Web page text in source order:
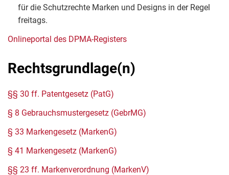
für die Schutzrechte Marken und Designs in der Regel
freitags.
Onlineportal des DPMA-Registers
Rechtsgrundlage(n)
§§ 30 ff. Patentgesetz (PatG)
§ 8 Gebrauchsmustergesetz (GebrMG)
§ 33 Markengesetz (MarkenG)
§ 41 Markengesetz (MarkenG)
§§ 23 ff. Markenverordnung (MarkenV)